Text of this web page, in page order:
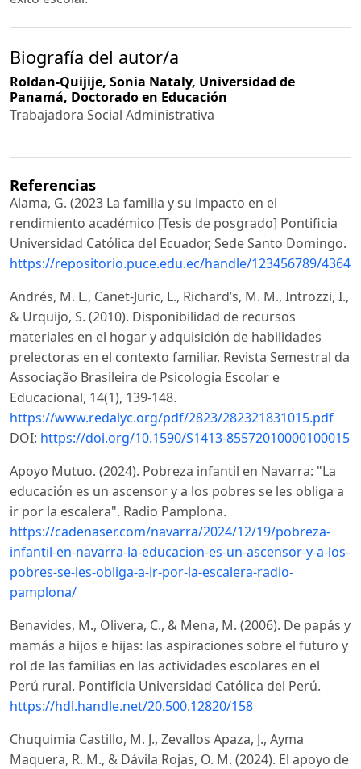
Biografía del autor/a
Roldan-Quijije, Sonia Nataly, Universidad de
Panamá, Doctorado en Educación
Trabajadora Social Administrativa
Referencias
Alama, G. (2023 La familia y su impacto en el
rendimiento académico [Tesis de posgrado] Pontificia
Universidad Católica del Ecuador, Sede Santo Domingo.
https://repositorio.puce.edu.ec/handle/123456789/43641
Andrés, M. L., Canet-Juric, L., Richard’s, M. M., Introzzi, I.,
& Urquijo, S. (2010). Disponibilidad de recursos
materiales en el hogar y adquisición de habilidades
prelectoras en el contexto familiar. Revista Semestral da
Associação Brasileira de Psicologia Escolar e
Educacional, 14(1), 139-148.
https://www.redalyc.org/pdf/2823/282321831015.pdf
DOI: https://doi.org/10.1590/S1413-85572010000100015
Apoyo Mutuo. (2024). Pobreza infantil en Navarra: "La
educación es un ascensor y a los pobres se les obliga a
ir por la escalera". Radio Pamplona.
https://cadenaser.com/navarra/2024/12/19/pobreza-
infantil-en-navarra-la-educacion-es-un-ascensor-y-a-los-
pobres-se-les-obliga-a-ir-por-la-escalera-radio-
pamplona/
Benavides, M., Olivera, C., & Mena, M. (2006). De papás y
mamás a hijos e hijas: las aspiraciones sobre el futuro y
rol de las familias en las actividades escolares en el
Perú rural. Pontificia Universidad Católica del Perú.
https://hdl.handle.net/20.500.12820/158
Chuquimia Castillo, M. J., Zevallos Apaza, J., Ayma
Maquera, R. M., & Dávila Rojas, O. M. (2024). El apoyo de